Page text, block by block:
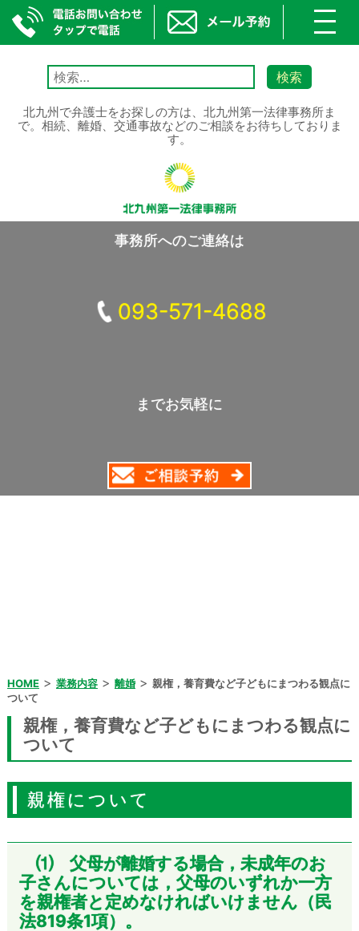
検
索:
北九州で弁護士をお探しの方は、北九州第一法律事務所ま
で。相続、離婚、交通事故などのご相談をお待ちしておりま
す。
事務所へのご連絡は
093-571-4688
までお気軽に
HOME> 業務内容> 離婚> 親権，養育費など子どもにまつわる観点に
ついて
親権，養育費など子どもにまつわる観点に
ついて
親権について
⑴ 父母が離婚する場合，未成年のお
子さんについては，父母のいずれか一方
を親権者と定めなければいけません（民
法819条1項）。